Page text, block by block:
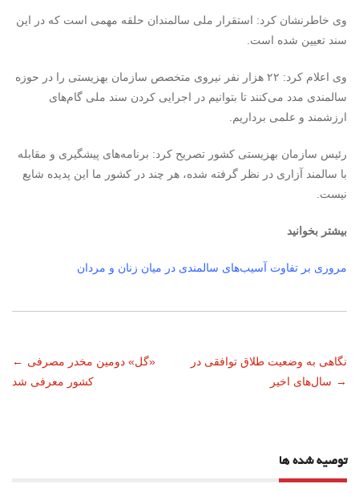
وی خاطرنشان کرد: استقرار ملی سالمندان حلقه مهمی است که در این
سند تعیین شده است.
وی اعلام کرد: ۲۲ هزار نفر نیروی متخصص سازمان بهزیستی را در حوزه
سالمندی مدد می‌کنند تا بتوانیم در اجرایی کردن سند ملی گام‌های
ارزشمند و علمی برداریم.
رئیس سازمان بهزیستی کشور تصریح کرد: برنامه‌های پیشگیری و مقابله
با سالمند آزاری در نظر گرفته شده، هر چند در کشور ما این پدیده شایع
نیست.
بیشتر بخوانید
مروری بر تفاوت آسیب‌های سالمندی در میان زنان و مردان
ناوبری
نوشته
← «گل» دومین مخدر مصرفی
کشور معرفی شد
نگاهی به وضعیت طلاق توافقی در
سال‌های اخیر →
توصیه شده ها